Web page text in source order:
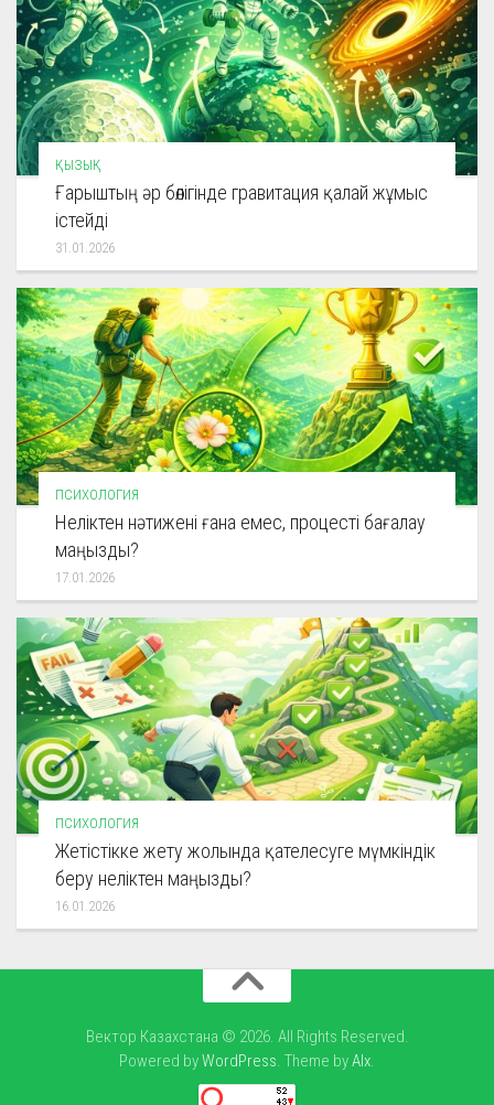
ҚЫЗЫҚ
Ғарыштың әр бөлігінде гравитация қалай жұмыс
істейді
31.01.2026
ПСИХОЛОГИЯ
Неліктен нәтижені ғана емес, процесті бағалау
маңызды?
17.01.2026
ПСИХОЛОГИЯ
Жетістікке жету жолында қателесуге мүмкіндік
беру неліктен маңызды?
16.01.2026
Вектор Казахстана © 2026. All Rights Reserved.
Powered byWordPress. Theme byAlx.